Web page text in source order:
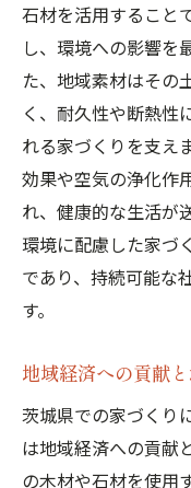
地域素材
茨城県での家
イン
茨城県の
地域の風
地元の文
自然災害
地域の特
石材を活用すること
し、環境への影響を
た、地域素材はその
く、耐久性や断熱性
れる家づくりを支え
効果や空気の浄化作
れ、健康的な生活が
環境に配慮した家づ
であり、持続可能な
す。
地域経済への貢献
茨城県での家づくり
は地域経済への貢献
の木材や石材を使用